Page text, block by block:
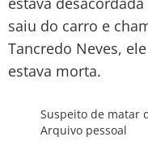
saiu do carro e
Tancredo Neves,
estava morta.
Suspeito de matar
Arquivo pessoal